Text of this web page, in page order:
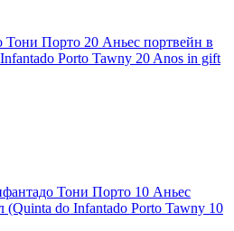
Порто 20 Аньес портвейн в
Porto Tawny 20 Anos in gift